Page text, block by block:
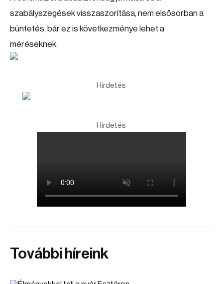
szabályszegések visszaszorítása, nem elsősorban a
büntetés, bár ez is következménye lehet a
méréseknek.
Hirdetés
Hirdetés
További híreink